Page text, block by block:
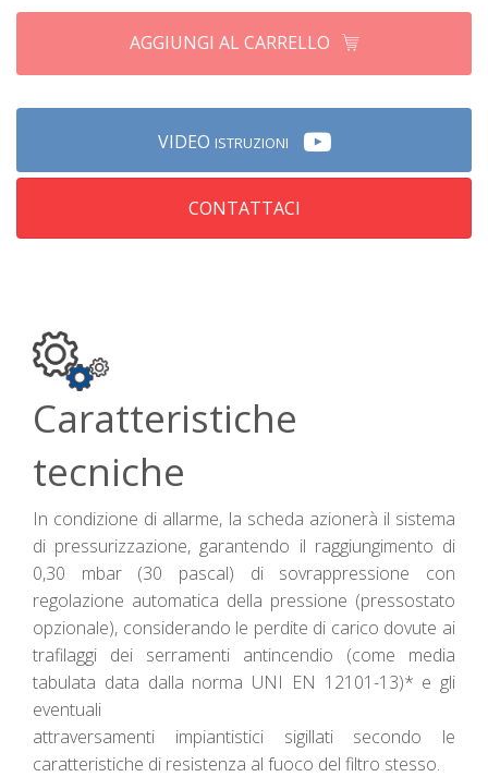
VIDEO ISTRUZIONI
CONTATTACI
AGGIUNGI AL CARRELLO
Caratteristiche
tecniche
In condizione di allarme, la scheda azionerà il sistema
di pressurizzazione, garantendo il raggiungimento di
0,30 mbar (30 pascal) di sovrappressione con
regolazione automatica della pressione (pressostato
opzionale), considerando le perdite di carico dovute ai
trafilaggi dei serramenti antincendio (come media
tabulata data dalla norma UNI EN 12101-13)* e gli
eventuali
attraversamenti impiantistici sigillati secondo le
caratteristiche di resistenza al fuoco del filtro stesso.